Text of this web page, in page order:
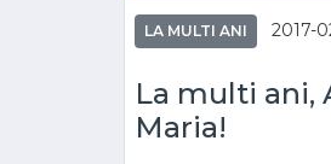
LA MULTI ANI 2017-
La multi ani,
Maria!